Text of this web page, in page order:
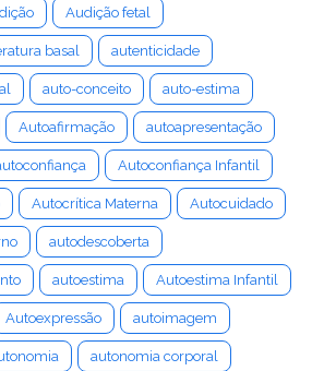
Audição fetal
basal autenticidade
auto-conceito auto-estima
Autoafirmação autoapresentação
Autoconfiança Infantil
Autocrítica Materna Autocuidado
autodescoberta
autoestima Autoestima Infantil
Autoexpressão autoimagem
autonomia corporal